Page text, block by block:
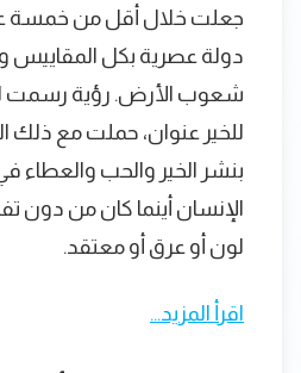
جعلت خلال أقل من خمسة
دولة عصرية بكل
شعوب الأرض. رؤية رسمت
للخير عنوان، حملت مع ذلك
بنشر الخير والحب والعطاء
الإنسان أينما كان من دون
لون أو عرق أو معتقد.
اقرأ المزيد…